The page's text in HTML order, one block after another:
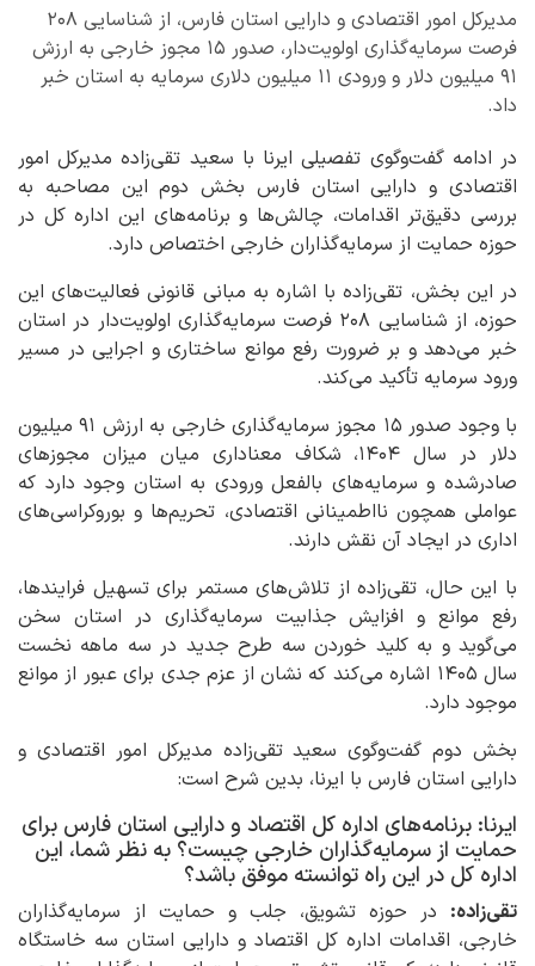
مدیرکل امور اقتصادی و دارایی استان فارس، از شناسایی ۲۰۸
فرصت سرمایه‌گذاری اولویت‌دار، صدور ۱۵ مجوز خارجی به ارزش
۹۱ میلیون دلار و ورودی ۱۱ میلیون دلاری سرمایه به استان خبر
داد.
در ادامه گفت‌وگوی تفصیلی ایرنا با سعید تقی‌زاده مدیرکل امور
اقتصادی و دارایی استان فارس بخش دوم این مصاحبه به
بررسی دقیق‌تر اقدامات، چالش‌ها و برنامه‌های این اداره کل در
حوزه حمایت از سرمایه‌گذاران خارجی اختصاص دارد.
در این بخش، تقی‌زاده با اشاره به مبانی قانونی فعالیت‌های این
حوزه، از شناسایی ۲۰۸ فرصت سرمایه‌گذاری اولویت‌دار در استان
خبر می‌دهد و بر ضرورت رفع موانع ساختاری و اجرایی در مسیر
ورود سرمایه تأکید می‌کند.
با وجود صدور ۱۵ مجوز سرمایه‌گذاری خارجی به ارزش ۹۱ میلیون
دلار در سال ۱۴۰۴، شکاف معناداری میان میزان مجوزهای
صادرشده و سرمایه‌های بالفعل ورودی به استان وجود دارد که
عواملی همچون نااطمینانی اقتصادی، تحریم‌ها و بوروکراسی‌های
اداری در ایجاد آن نقش دارند.
با این حال، تقی‌زاده از تلاش‌های مستمر برای تسهیل فرایندها،
رفع موانع و افزایش جذابیت سرمایه‌گذاری در استان سخن
می‌گوید و به کلید خوردن سه طرح جدید در سه ماهه نخست
سال ۱۴۰۵ اشاره می‌کند که نشان از عزم جدی برای عبور از موانع
موجود دارد.
بخش دوم گفت‌وگوی سعید تقی‌زاده مدیرکل امور اقتصادی و
دارایی استان فارس با ایرنا، بدین شرح است:
ایرنا: برنامه‌های اداره کل اقتصاد و دارایی استان فارس برای
حمایت از سرمایه‌گذاران خارجی چیست؟ به نظر شما، این
اداره کل در این راه توانسته موفق باشد؟
تقی‌زاده: در حوزه تشویق، جلب و حمایت از سرمایه‌گذاران
خارجی، اقدامات اداره کل اقتصاد و دارایی استان سه خاستگاه